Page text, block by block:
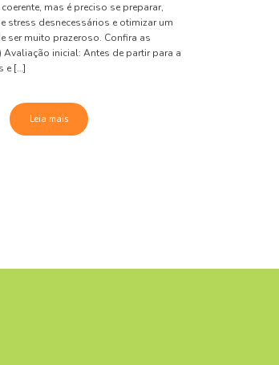
mas é preciso se preparar,
stress desnecessários e otimizar um
ser muito prazeroso. Confira as
Avaliação inicial: Antes de partir para a
e […]
Leia mais